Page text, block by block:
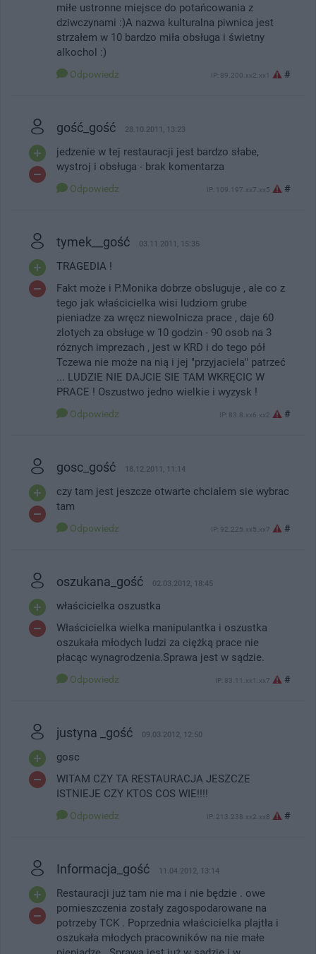
miłe ustronne miejsce do potańcowania z
dziwczynami :)A nazwa kulturalna piwnica jest
strzałem w 10 bardzo miła obsługa i świetny
alkochol :)
Odpowiedz IP: 89.200.xx2.xx1 #
gość_gość 28.10.2011, 13:23
jedzenie w tej restauracji jest bardzo słabe,
wystroj i obsługa - brak komentarza
Odpowiedz IP: 109.197.xx7.xx5 #
tymek__gość 03.11.2011, 15:35
TRAGEDIA !
Fakt może i P.Monika dobrze obsluguje , ale co z
tego jak właścicielka wisi ludziom grube
pieniadze za wręcz niewolnicza prace , daje 60
zlotych za obsługe w 10 godzin - 90 osob na 3
róznych imprezach , jest w KRD i do tego pół
Tczewa nie może na nią i jej "przyjaciela" patrzeć
... LUDZIE NIE DAJCIE SIE TAM WKRĘCIC W
PRACE ! Oszustwo jedno wielkie i wyzysk !
Odpowiedz IP: 83.8.xx6.xx2 #
gosc_gość 18.12.2011, 11:14
czy tam jest jeszcze otwarte chcialem sie wybrac
tam
Odpowiedz IP: 92.225.xx5.xx7 #
oszukana_gość 02.03.2012, 18:45
właścicielka oszustka
Właścicielka wielka manipulantka i oszustka
oszukała młodych ludzi za ciężką prace nie
płacąc wynagrodzenia.Sprawa jest w sądzie.
Odpowiedz IP: 83.11.xx1.xx7 #
justyna _gość 09.03.2012, 12:50
gosc
WITAM CZY TA RESTAURACJA JESZCZE
ISTNIEJE CZY KTOS COS WIE!!!!
Odpowiedz IP: 213.238.xx2.xx8 #
Informacja_gość 11.04.2012, 13:14
Restauracji już tam nie ma i nie będzie . owe
pomieszczenia zostały zagospodarowane na
potrzeby TCK . Poprzednia właścicielka plajtła i
oszukała młodych pracowników na nie małe